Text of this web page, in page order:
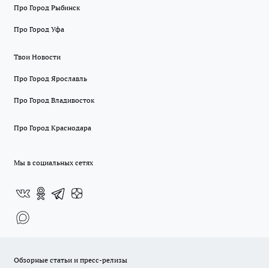
Про Город Рыбинск
Про Город Уфа
Твои Новости
Про Город Ярославль
Про Город Владивосток
Про Город Краснодара
Мы в социальных сетях
Обзорные статьи и пресс-релизы